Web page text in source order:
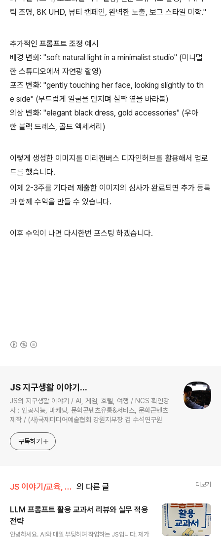
틱 조명, 8K UHD, 뷰티 캠페인, 완벽한 노출, 보그 스타일 미학."
추가적인 프롬프트 조정 예시
배경 변화: "soft natural light in a minimalist studio" (미니멀
한 스튜디오에서 자연광 촬영)
포즈 변화: "gently touching her face, looking slightly to th
e side" (부드럽게 얼굴을 만지며 살짝 옆을 바라봄)
의상 변화: "elegant black dress, gold accessories" (우아
한 블랙 드레스, 골드 액세서리)
이렇게 생성한 이미지를 미리캔버스 디자인허브를 활용해서 업로
드를 했습니다.
이제 2-3주를 기다려 제출한 이미지의 심사가 완료되면 추가 등록
과 함께 수익을 만들 수 있습니다.
이후 수익이 나면 다시한번 포스팅 하겠습니다.
JS 지구생활 이야기...
JS의 지구생활 이야기 / AI, 게임, 호텔, 여행 / NCS 확인강
사 : 인공지능, 마케팅, 문화콘텐츠유통&서비스, 문화콘텐츠
제작 / (사)국제미디어예술협회 강원지부장 겸 수석연구원
구독하기
JS 이야기/교육, 공부 의 다른 글 더보기
LLM 프롬프트 활용 교과서 리뷰와 실무 적용
전략
안녕하세요. AI와 매일 부딪히며 작업하는 JS입니다. 제가